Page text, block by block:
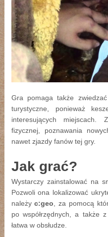
Gra pomaga także
turystyczne, ponieważ
interesujących miejscach.
fizycznej, poznawania
nawet zjazdy fanów tej gry.
Jak grać?
Wystarczy zainstalować na
Pozwoli ona lokalizować
należyc:geo , za pomocą
po współrzędnych, a także
łatwa w obsłudze.